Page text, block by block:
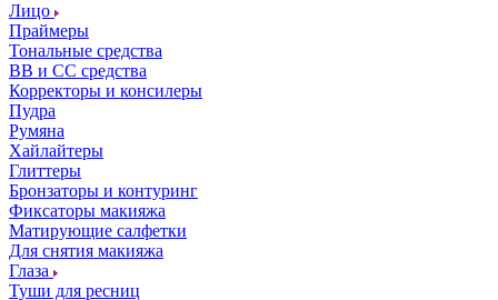
Лицо
Праймеры
Тональные средства
ВВ и СС средства
Корректоры и консилеры
Пудра
Румяна
Хайлайтеры
Глиттеры
Бронзаторы и контуринг
Фиксаторы макияжа
Матирующие салфетки
Для снятия макияжа
Глаза
Туши для ресниц